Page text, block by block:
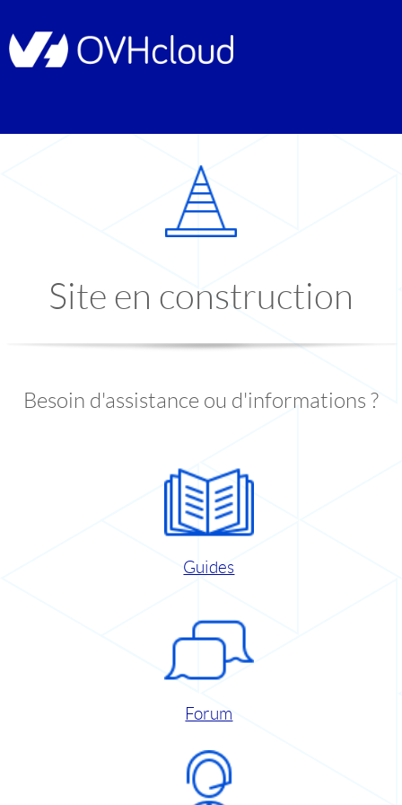
Site en construction
Besoin d'assistance ou d'informations ?
Guides
Forum